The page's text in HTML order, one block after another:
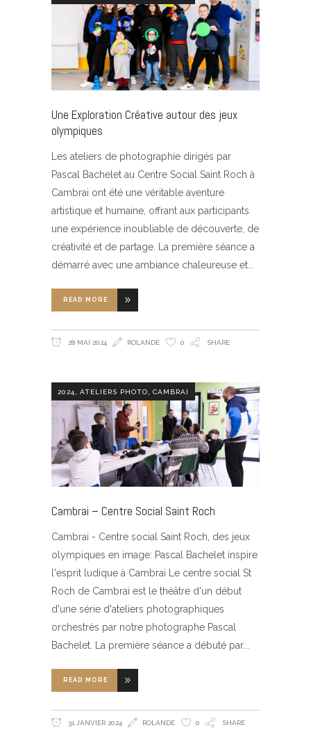
Une Exploration Créative autour des jeux
olympiques
Les ateliers de photographie dirigés par
Pascal Bachelet au Centre Social Saint Roch à
Cambrai ont été une véritable aventure
artistique et humaine, offrant aux participants
une expérience inoubliable de découverte, de
créativité et de partage. La première séance a
démarré avec une ambiance chaleureuse et
READ MORE
28 MAI 2024 ROLANDE 0 SHARE
2024 ATELIERS PHOTO CAMBRAI
Cambrai – Centre Social Saint Roch
Cambrai - Centre social Saint Roch, des jeux
olympiques en image: Pascal Bachelet inspire
l'esprit ludique à Cambrai Le centre social St
Roch de Cambrai est le théâtre d'un début
d'une série d'ateliers photographiques
orchestrés par notre photographe Pascal
Bachelet. La première séance a débuté par
READ MORE
31 JANVIER 2024 ROLANDE 0 SHARE